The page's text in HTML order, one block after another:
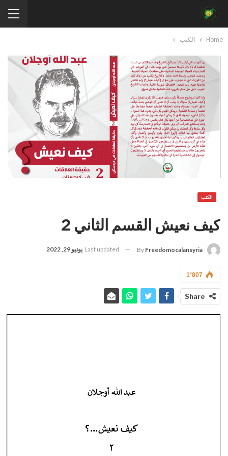
Home الكتب
الكتب
كيف نعيش القسم الثاني 2
By Freedomocalansyria
Last updated يونيو 29, 2022
1٬807
Share